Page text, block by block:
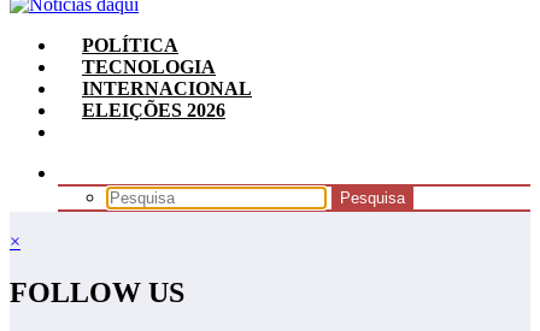
POLÍTICA
TECNOLOGIA
INTERNACIONAL
ELEIÇÕES 2026
×
FOLLOW US